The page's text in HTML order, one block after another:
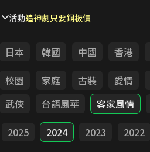
活動追神劇只要銅板價
日本 韓國 中國 香港
校園 家庭 古裝 愛情
武俠 台語風華 客家風情
2025 2024 2023 2022